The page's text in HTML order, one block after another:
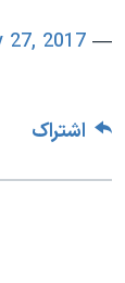
— VOA Farsi (@VOAIran)
27, 2017
اشتراک